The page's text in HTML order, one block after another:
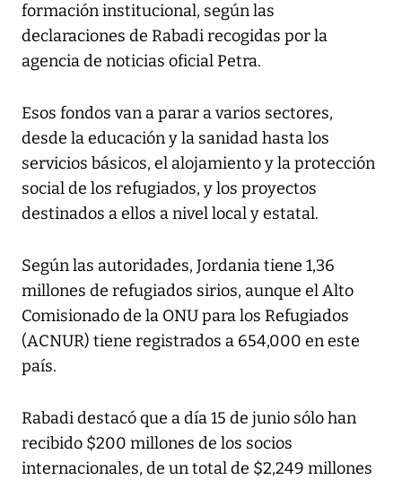
formación institucional, según las
declaraciones de Rabadi recogidas por la
agencia de noticias oficial Petra.
Esos fondos van a parar a varios sectores,
desde la educación y la sanidad hasta los
servicios básicos, el alojamiento y la protección
social de los refugiados, y los proyectos
destinados a ellos a nivel local y estatal.
Según las autoridades, Jordania tiene 1,36
millones de refugiados sirios, aunque el Alto
Comisionado de la ONU para los Refugiados
(ACNUR) tiene registrados a 654,000 en este
país.
Rabadi destacó que a día 15 de junio sólo han
recibido $200 millones de los socios
internacionales, de un total de $2,249 millones